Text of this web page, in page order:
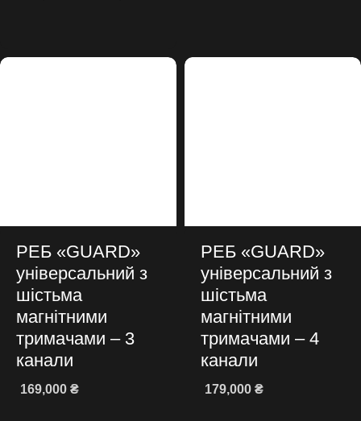
РЕБ «GUARD»
універсальний з
шістьма
магнітними
тримачами – 3
канали
169,000 ₴
РЕБ «GUARD»
універсальний з
шістьма
магнітними
тримачами – 4
канали
179,000 ₴